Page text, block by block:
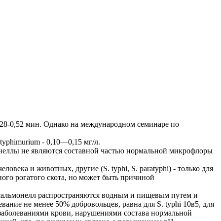
0,52 мин. Однако на международном семинаре по
typhimurium - 0,10—0,15 мг/л.
не являются составной частью нормальной микрофлоры
и животных, другие (S. typhi, S. paratyphi) - только для
рогатого скота, но может быть причиной
распространяются водным и пищевым путем и
не менее 50% добровольцев, равна для S. typhi 10в5, для
крови, нарушениями состава нормальной